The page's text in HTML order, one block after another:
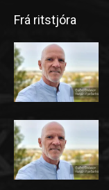
Frá ritstjóra